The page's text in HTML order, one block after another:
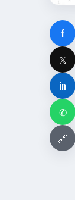
f
𝕏
in
✆
🔗